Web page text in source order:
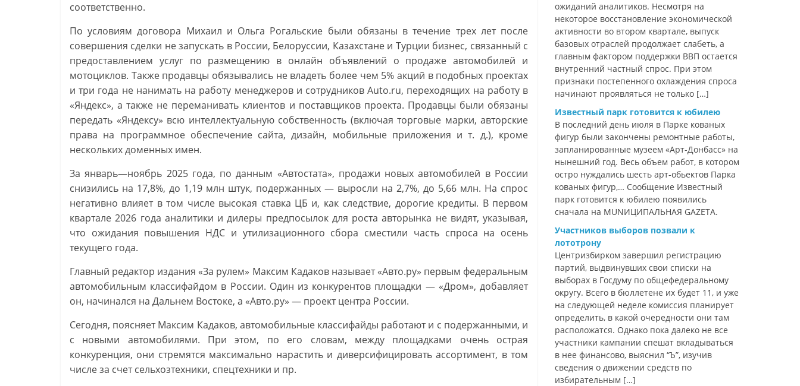
соответственно.
По условиям договора Михаил и Ольга Рогальские были обязаны в течение трех лет после
совершения сделки не запускать в России, Белоруссии, Казахстане и Турции бизнес, связанный с
предоставлением услуг по размещению в онлайн объявлений о продаже автомобилей и
мотоциклов. Также продавцы обязывались не владеть более чем 5% акций в подобных проектах
и три года не нанимать на работу менеджеров и сотрудников Auto.ru, переходящих на работу в
«Яндекс», а также не переманивать клиентов и поставщиков проекта. Продавцы были обязаны
передать «Яндексу» всю интеллектуальную собственность (включая торговые марки, авторские
права на программное обеспечение сайта, дизайн, мобильные приложения и т. д.), кроме
нескольких доменных имен.
За январь—ноябрь 2025 года, по данным «Автостата», продажи новых автомобилей в России
снизились на 17,8%, до 1,19 млн штук, подержанных — выросли на 2,7%, до 5,66 млн. На спрос
негативно влияет в том числе высокая ставка ЦБ и, как следствие, дорогие кредиты. В первом
квартале 2026 года аналитики и дилеры предпосылок для роста авторынка не видят, указывая,
что ожидания повышения НДС и утилизационного сбора сместили часть спроса на осень
текущего года.
Главный редактор издания «За рулем» Максим Кадаков называет «Авто.ру» первым федеральным
автомобильным классифайдом в России. Один из конкурентов площадки — «Дром», добавляет
он, начинался на Дальнем Востоке, а «Авто.ру» — проект центра России.
Сегодня, поясняет Максим Кадаков, автомобильные классифайды работают и с подержанными, и
с новыми автомобилями. При этом, по его словам, между площадками очень острая
конкуренция, они стремятся максимально нарастить и диверсифицировать ассортимент, в том
числе за счет сельхозтехники, спецтехники и пр.
ожиданий аналитиков. Несмотря на
некоторое восстановление экономической
активности во втором квартале, выпуск
базовых отраслей продолжает слабеть, а
главным фактором поддержки ВВП остается
внутренний частный спрос. При этом
признаки постепенного охлаждения спроса
начинают проявляться не только […]
Известный парк готовится к юбилею
В последний день июля в Парке кованых
фигур были закончены ремонтные работы,
запланированные музеем «Арт-Донбасс» на
нынешний год. Весь объем работ, в котором
остро нуждались шесть арт-обьектов Парка
кованых фигур,… Сообщение Известный
парк готовится к юбилею появились
сначала на MUNИЦИПАЛЬНАЯ GAZЕТА.
Участников выборов позвали к
лототрону
Центризбирком завершил регистрацию
партий, выдвинувших свои списки на
выборах в Госдуму по общефедеральному
округу. Всего в бюллетене их будет 11, и уже
на следующей неделе комиссия планирует
определить, в какой очередности они там
расположатся. Однако пока далеко не все
участники кампании спешат вкладываться
в нее финансово, выяснил “Ъ”, изучив
сведения о движении средств по
избирательным […]